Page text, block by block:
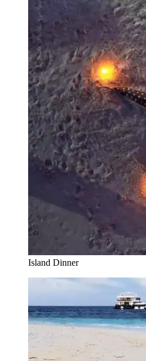
Island Dinner